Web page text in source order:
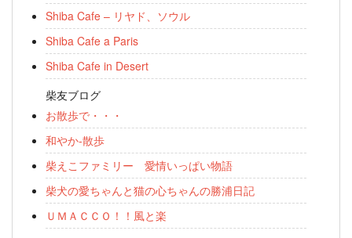
Shiba Cafe – リヤド、ソウル
Shiba Cafe a Paris
Shiba Cafe in Desert
柴友ブログ
お散歩で・・・
和やか-散歩
柴えこファミリー 愛情いっぱい物語
柴犬の愛ちゃんと猫の心ちゃんの勝浦日記
ＵＭＡＣＣＯ！！風と楽